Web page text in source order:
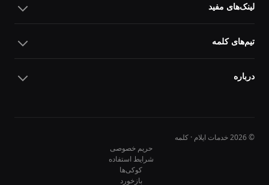
لینک‌های مفید
تیم‌های کلمه
درباره
© 2026 خدمات ایلام · کلمه
حریم خصوصی
شرایط استفاده
کوکی‌ها
بازخورد
10